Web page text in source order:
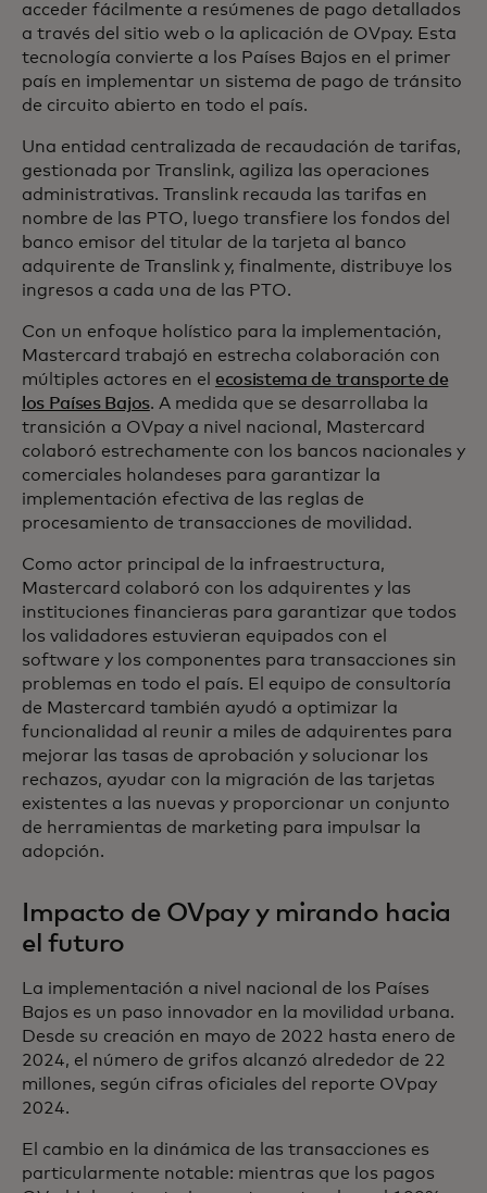
acceder fácilmente a resúmenes de pago detallados
a través del sitio web o la aplicación de OVpay. Esta
tecnología convierte a los Países Bajos en el primer
país en implementar un sistema de pago de tránsito
de circuito abierto en todo el país.
Una entidad centralizada de recaudación de tarifas,
gestionada por Translink, agiliza las operaciones
administrativas. Translink recauda las tarifas en
nombre de las PTO, luego transfiere los fondos del
banco emisor del titular de la tarjeta al banco
adquirente de Translink y, finalmente, distribuye los
ingresos a cada una de las PTO.
Con un enfoque holístico para la implementación,
Mastercard trabajó en estrecha colaboración con
múltiples actores en el ecosistema de transporte de
los Países Bajos. A medida que se desarrollaba la
transición a OVpay a nivel nacional, Mastercard
colaboró estrechamente con los bancos nacionales y
comerciales holandeses para garantizar la
implementación efectiva de las reglas de
procesamiento de transacciones de movilidad.
Como actor principal de la infraestructura,
Mastercard colaboró con los adquirentes y las
instituciones financieras para garantizar que todos
los validadores estuvieran equipados con el
software y los componentes para transacciones sin
problemas en todo el país. El equipo de consultoría
de Mastercard también ayudó a optimizar la
funcionalidad al reunir a miles de adquirentes para
mejorar las tasas de aprobación y solucionar los
rechazos, ayudar con la migración de las tarjetas
existentes a las nuevas y proporcionar un conjunto
de herramientas de marketing para impulsar la
adopción.
Impacto de OVpay y mirando hacia
el futuro
La implementación a nivel nacional de los Países
Bajos es un paso innovador en la movilidad urbana.
Desde su creación en mayo de 2022 hasta enero de
2024, el número de grifos alcanzó alrededor de 22
millones, según cifras oficiales del reporte OVpay
2024.
El cambio en la dinámica de las transacciones es
particularmente notable: mientras que los pagos